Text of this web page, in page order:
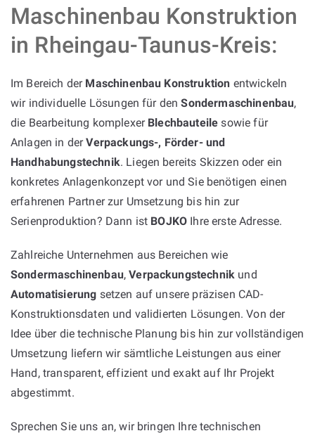
Maschinenbau Konstruktion
in Rheingau-Taunus-Kreis:
Im Bereich der Maschinenbau Konstruktion entwickeln
wir individuelle Lösungen für denSondermaschinenbau,
die Bearbeitung komplexer Blechbauteile sowie für
Anlagen in derVerpackungs-, Förder- und
Handhabungstechnik. Liegen bereits Skizzen oder ein
konkretes Anlagenkonzept vor und Sie benötigen einen
erfahrenen Partner zur Umsetzung bis hin zur
Serienproduktion? Dann ist BOJKO Ihre erste Adresse.
Zahlreiche Unternehmen aus Bereichen wie
Sondermaschinenbau,Verpackungstechnik und
Automatisierung setzen auf unsere präzisen CAD-
Konstruktionsdaten und validierten Lösungen. Von der
Idee über die technische Planung bis hin zur vollständigen
Umsetzung liefern wir sämtliche Leistungen aus einer
Hand, transparent, effizient und exakt auf Ihr Projekt
abgestimmt.
Sprechen Sie uns an, wir bringen Ihre technischen